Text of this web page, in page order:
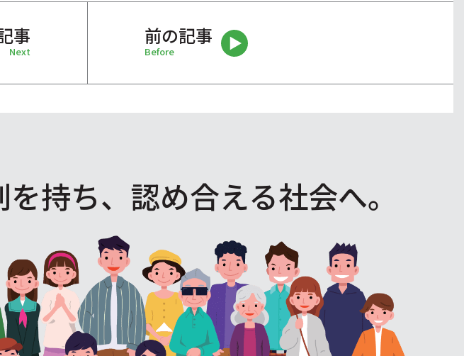
事
Next
前の記事
Before
を持ち、認め合える社会へ。